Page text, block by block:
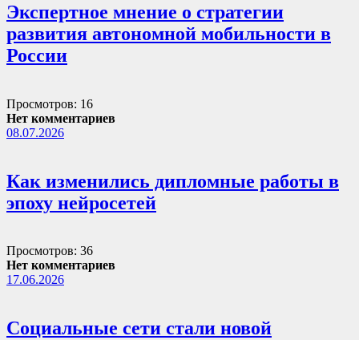
Экспертное мнение о стратегии
развития автономной мобильности в
России
Просмотров: 16
Нет комментариев
08.07.2026
Как изменились дипломные работы в
эпоху нейросетей
Просмотров: 36
Нет комментариев
17.06.2026
Социальные сети стали новой